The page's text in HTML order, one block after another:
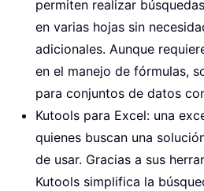
permiten realizar
en varias hojas sin
adicionales. Aunque
en el manejo de fórmulas,
para conjuntos de datos
Kutools para Excel: una
quienes buscan una
de usar. Gracias a sus
Kutools simplifica la